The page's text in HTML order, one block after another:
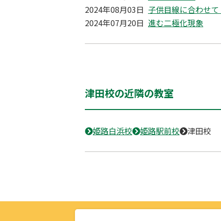
2024年08月03日 子供目線に合わせ
2024年07月20日 進む二極化現象
津田校の近隣の教室
姫路白浜校 姫路駅前校 津田校